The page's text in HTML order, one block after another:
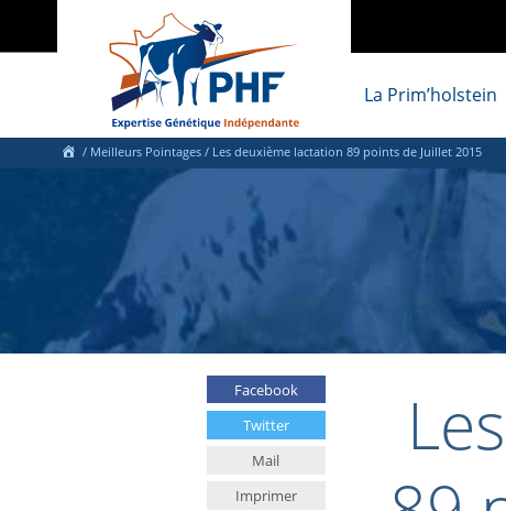
La Prim’holstein
/ Meilleurs Pointages / Les deuxième lactation 89 points de Juillet 2015
Facebook
Twitter
Mail
Imprimer